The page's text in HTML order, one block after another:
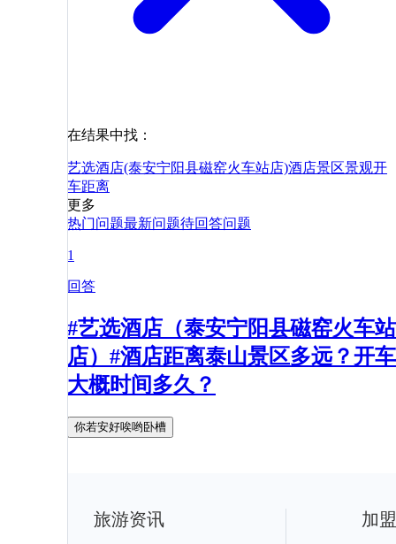
在结果中找：
艺选酒店(泰安宁阳县磁窑火车站店)酒店景区景观开
车距离
更多
热门问题最新问题待回答问题
1
回答
#艺选酒店（泰安宁阳县磁窑火车站
店）#酒店距离泰山景区多远？开车
大概时间多久？
你若安好唉哟卧槽
旅游资讯 加